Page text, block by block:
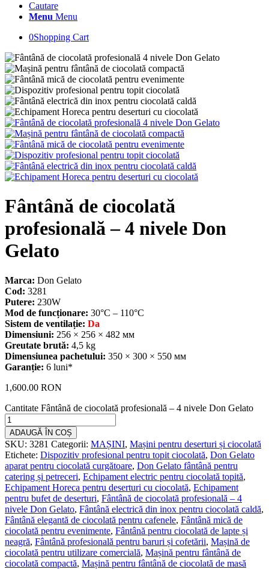
Cautare
Menu Menu
0Shopping Cart
Fântână de ciocolată
profesională – 4 nivele Don
Gelato
Marca: Don Gelato
Cod: 3281
Putere: 230W
Mod de funcționare: 30°C – 110°C
Sistem de ventilație: Da
Dimensiuni: 256 × 256 × 482 мм
Greutate brută: 4,5 kg
Dimensiunea pachetului: 350 × 300 × 550 мм
Garanție: 6 luni*
1,600.00 RON
Cantitate Fântână de ciocolată profesională – 4 nivele Don Gelato
ADAUGĂ ÎN COȘ
SKU: 3281 Categorii: MAȘINI, Mașini pentru deserturi și ciocolată
Etichete: Dispozitiv profesional pentru topit ciocolată, Don Gelato
aparat pentru ciocolată curgătoare, Don Gelato fântână pentru
catering și petreceri, Echipament electric pentru ciocolată topită,
Echipament Horeca pentru deserturi cu ciocolată, Echipament
pentru bufet de deserturi, Fântână de ciocolată profesională – 4
nivele Don Gelato, Fântână electrică din inox pentru ciocolată caldă,
Fântână elegantă de ciocolată pentru cafenele, Fântână mică de
ciocolată pentru evenimente, Fântână pentru ciocolată de lapte și
neagră, Fântână profesională pentru baruri și cofetării, Mașină de
ciocolată pentru utilizare comercială, Mașină pentru fântână de
ciocolată compactă, Mașină pentru fântână de ciocolată de masă